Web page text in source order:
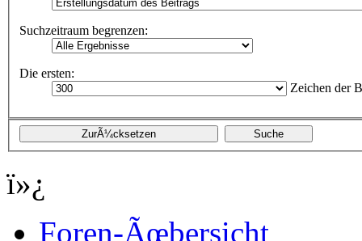
Suchzeitraum begrenzen:
Die ersten:
Zeichen der
ï»¿
Foren-Ãœbersicht